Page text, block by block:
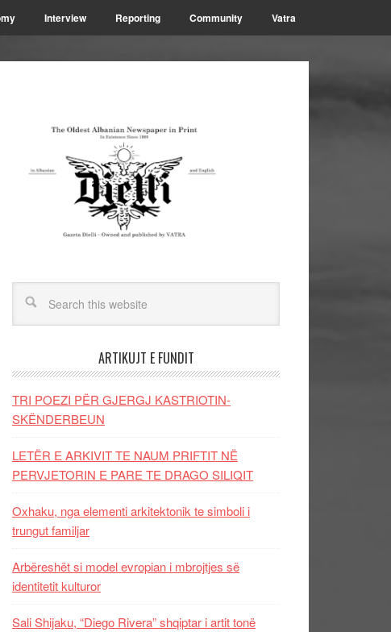
Interview Reporting Community Vatra
ARTIKUJT E FUNDIT
TRI POEZI PËR GJERGJ KASTRIOTIN-
SKËNDERBEUN
LETËR E ARKIVIT TE NAUM PRIFTIT NË
PERVJETORIN E PARE TE DRAGO SILIQIT
Oxhaku, nga elementi arkitektonik te simboli i
trungut familjar
Arbëreshët si model evropian i mbrojtjes së
identitetit kulturor
Sali Shijaku, “Diego Rivera” shqiptar i artit tonë